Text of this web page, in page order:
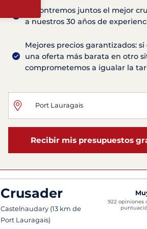
Encontremos juntos el mejor
a nuestros 30 años de
Mejores precios garantizados:
una oferta más barata en otro
comprometemos a igualar la
Recibir mis presupuestos
Crusader
Castelnaudary (13 km de
Port Lauragais)
922 opiniones